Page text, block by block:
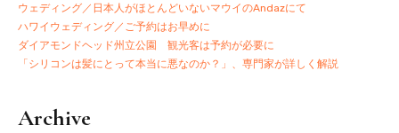
ウェディング／日本人がほとんどいないマウイのAndazにて
ハワイウェディング／ご予約はお早めに
ダイアモンドヘッド州立公園 観光客は予約が必要に
「シリコンは髪にとって本当に悪なのか？」、専門家が詳しく解説
Archive